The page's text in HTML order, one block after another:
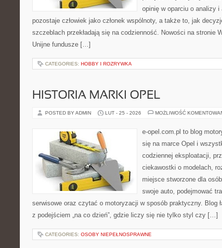
opinię w oparciu o analizy
pozostaje człowiek jako członek wspólnoty, a także to, jak
szczeblach przekładają się na codzienność. Nowości na stronie
Unijne fundusze […]
CATEGORIES: HOBBY I ROZRYWKA
HISTORIA MARKI OPEL
POSTED BY ADMIN LUT - 25 - 2026 MOŻLIWOŚĆ
e-opel.com.pl to blog
się na marce Opel i
codziennej eksploatacji,
ciekawostki o modelach,
miejsce stworzone dla
swoje auto, podejmować
serwisowe oraz czytać o motoryzacji w sposób praktyczny. Blog
z podejściem „na co dzień”, gdzie liczy się nie tylko styl czy […]
CATEGORIES: OSOBY NIEPEŁNOSPRAWNE